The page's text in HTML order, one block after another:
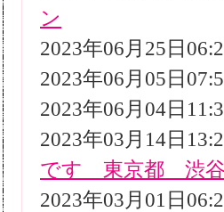
ン
2023年06月25日
2023年06月05日
2023年06月04日
2023年03月14日
です 東京都 渋
2023年03月01日